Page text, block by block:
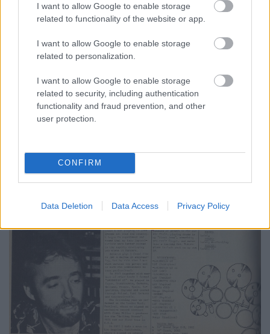
I want to allow Google to enable storage
related to functionality of the website or app.
I want to allow Google to enable storage
related to personalization.
I want to allow Google to enable storage
related to security, including authentication
functionality and fraud prevention, and other
user protection.
CONFIRM
Data Deletion Data Access Privacy Policy
Kovács Gyula a Paiste évkönyvben - Rozsonits Tamás
archívumából
A Paiste gyár felismerte a magyar piacban rejlő
lehetőségeket. Rendszeresen megjelenő
kiadványukban közzétették a Paiste művészek sorát,
akik élvezték a gyár támogatását (márkaképviselők,
endorserek voltak). Ebbe a világválogatottba
hatalmas rangot jelentett bekerülni: a nyolcvanas
évek elején ez három művészünknek, Kovács
sikerült.